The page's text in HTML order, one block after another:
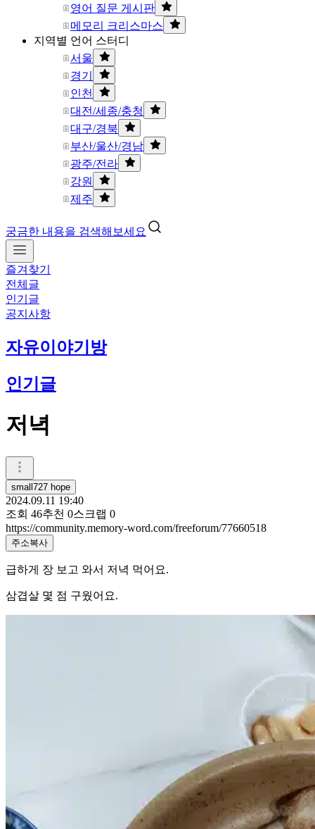
영어 질문 게시판
메모리 크리스마스
지역별 언어 스터디
서울
경기
인천
대전/세종/충청
대구/경북
부산/울산/경남
광주/전라
강원
제주
궁금한 내용을 검색해보세요
즐겨찾기
전체글
인기글
공지사항
자유이야기방
인기글
저녁
small727 hope
2024.09.11 19:40
조회 46추천 0스크랩 0
https://community.memory-word.com/freeforum/77660518
주소복사
급하게 장 보고 와서 저녁 먹어요.
삼겹살 몇 점 구웠어요.